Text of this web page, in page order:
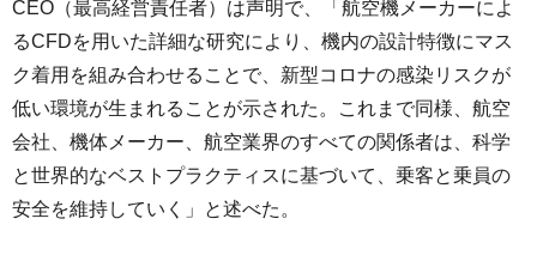
CEO（最高経営責任者）は声明で、「航空機メーカーによ
るCFDを用いた詳細な研究により、機内の設計特徴にマス
ク着用を組み合わせることで、新型コロナの感染リスクが
低い環境が生まれることが示された。これまで同様、航空
会社、機体メーカー、航空業界のすべての関係者は、科学
と世界的なベストプラクティスに基づいて、乗客と乗員の
安全を維持していく」と述べた。